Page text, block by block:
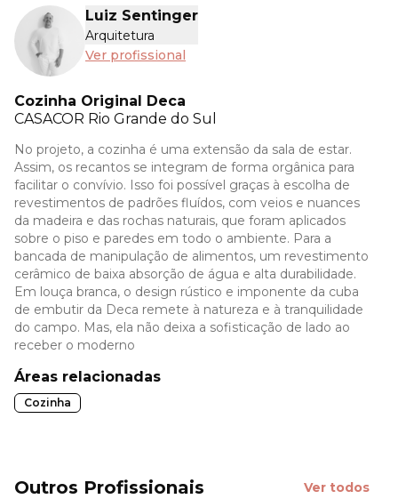
Luiz Sentinger
Arquitetura
Ver profissional
Cozinha Original Deca
CASACOR Rio Grande do Sul
No projeto, a cozinha é uma extensão da sala de estar.
Assim, os recantos se integram de forma orgânica para
facilitar o convívio. Isso foi possível graças à escolha de
revestimentos de padrões fluídos, com veios e nuances
da madeira e das rochas naturais, que foram aplicados
sobre o piso e paredes em todo o ambiente. Para a
bancada de manipulação de alimentos, um revestimento
cerâmico de baixa absorção de água e alta durabilidade.
Em louça branca, o design rústico e imponente da cuba
de embutir da Deca remete à natureza e à tranquilidade
do campo. Mas, ela não deixa a sofisticação de lado ao
receber o moderno
Áreas relacionadas
Cozinha
Outros Profissionais Ver todos